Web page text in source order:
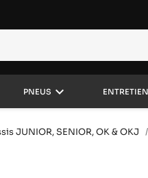
PNEUS keyboard_arrow_down ENTRETIEN
JUNIOR, SENIOR, OK & OKJ